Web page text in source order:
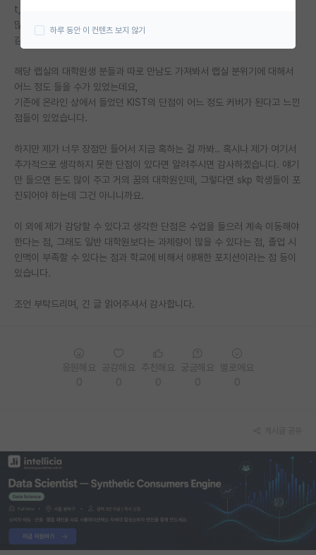
연구실(PI) 홍보 게시판
석박사 채용 정보 게시판
임용 정보 게시판
취업 게시판
임용 후기 게시판
인문사회 계열 게시판
특수/전문대학원 게시판
반도체/AI 게시판
이벤트
반도체 아카데미
재팬라운지 🌸
t, Khu-kist, UST 중에서 고를 수 있는 듯 합니다.) 글을 찾아봐도 정보가
많이 나오지 않아서 혹시 관련해서 알고 계신 분들이 계시다면 알려주시면
감사하겠습니다.
해당 랩실의 대학원생 분들과 따로 만남도 가져봐서 랩실 분위기에 대해서
어느 정도 들을 수가 있었는데요,
기존에 온라인 상에서 들었던 KIST의 단점이 어느 정도 커버가 된다고 느낀
점들이 있었습니다.
하지만 제가 너무 장점만 들어서 지금 혹하는 걸 까봐.. 혹시나 제가 여기서
추가적으로 생각하지 못한 단점이 있다면 알려주시면 감사하겠습니다. 얘기
만 들으면 돈도 많이 주고 거의 꿈의 대학원인데, 그렇다면 skp 학생들이 포
진되어야 하는데 그건 아니니까요.
이 외에 제가 감당할 수 있다고 생각한 단점은 수업을 들으러 계속 이동해야
한다는 점, 그래도 일반 대학원보다는 과제량이 많을 수 있다는 점, 졸업 시
인맥이 부족할 수 있다는 점과 학교에 비해서 애매한 포지션이라는 점 등이
있습니다.
조언 부탁드리며, 긴 글 읽어주셔서 감사합니다.
하루 동안 이 컨텐츠 보지 않기